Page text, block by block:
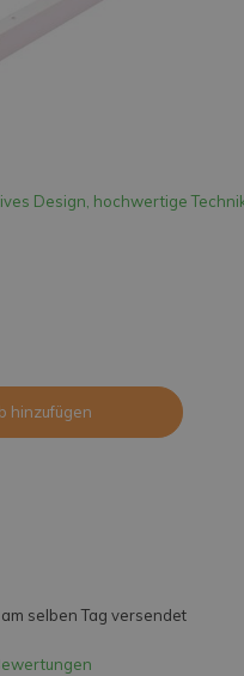
Design, hochwertige
hinzufügen
selben Tag versendet